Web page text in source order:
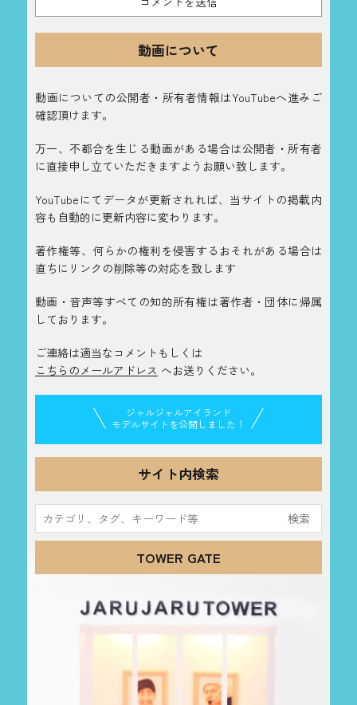
動画について
動画についての公開者・所有者情報はYouTubeへ進みご
確認頂けます。
万一、不都合を生じる動画がある場合は公開者・所有者
に直接申し立ていただきますようお願い致します。
YouTubeにてデータが更新されれば、当サイトの掲載内
容も自動的に更新内容に変わります。
著作権等、何らかの権利を侵害するおそれがある場合は
直ちにリンクの削除等の対応を致します
動画・音声等すべての知的所有権は著作者・団体に帰属
しております。
ご連絡は適当なコメントもしくは
こちらのメールアドレス へお送りください。
ジャルジャルアイランド
モデルサイトを公開しました！
サイト内検索
索:
TOWER GATE